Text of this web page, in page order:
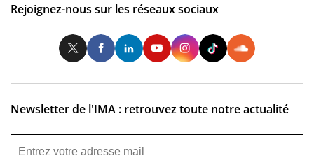
Rejoignez-nous sur les réseaux sociaux
TwitterFacebookLinkedInYoutubeInstagram
Newsletter de l'IMA : retrouvez toute notre actualité